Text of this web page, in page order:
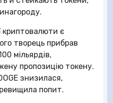
криптовалюти є
творець прибрав
мільярдів,
пропозицію токену.
знизилася,
попит.